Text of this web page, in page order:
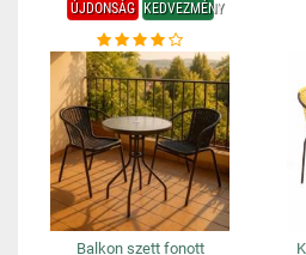
ÚJDONSÁG KEDVEZMÉNY
Balkon szett fonott